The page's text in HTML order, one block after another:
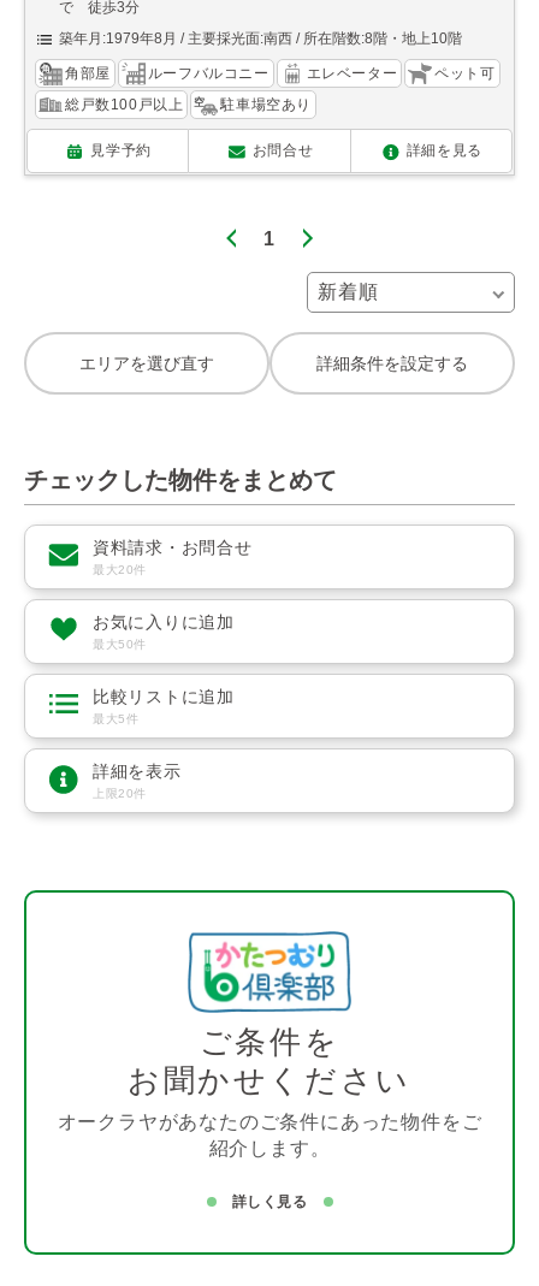
で 徒歩3分
築年月:1979年8月
主要採光面:南西 所在階数:8階・地上10階
角部屋 ルーフバルコニー エレベーター
ペット可
総戸数100戸以上
駐車場空あり
見学予約 お問合せ 詳細を見る
1
エリアを選び直す 詳細条件を設定する
チェックした物件をまとめて
資料請求・お問合せ
最大20件
お気に入りに追加
最大50件
比較リストに追加
最大5件
詳細を表示
上限20件
ご条件を
お聞かせください
オークラヤがあなたのご条件にあった物件をご
紹介します。
詳しく見る